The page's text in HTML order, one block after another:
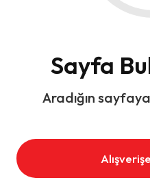
Sayfa
Aradığın